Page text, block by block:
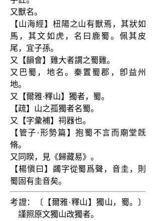
又獸名。
【山海經】杻陽之山有獸焉，其狀如
馬，其文如虎，名曰鹿蜀。佩其皮
尾，宜子孫。
又【韻會】雞大者謂之蜀雞。
又巴蜀，地名。秦置蜀郡，卽益州
地。
又【爾雅·釋山】獨者，蜀。
【疏】山之孤獨者名蜀。
又【字彙補】祠器也。
【管子·形勢篇】抱蜀不言而廟堂旣
脩。
又同睽，見《歸藏易》。
【楊愼曰】蠲字從蜀爲聲，音圭，則
蜀固有圭音矣。
考證：〔【爾雅·釋山】獨山，蜀。〕
謹照原文獨山改獨者。